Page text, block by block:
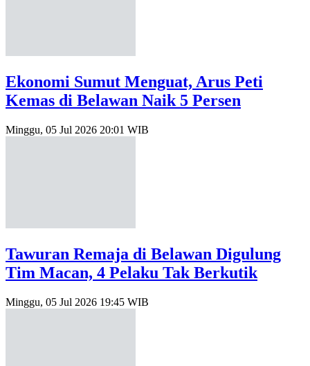
Ekonomi Sumut Menguat, Arus Peti
Kemas di Belawan Naik 5 Persen
Minggu, 05 Jul 2026 20:01 WIB
Tawuran Remaja di Belawan Digulung
Tim Macan, 4 Pelaku Tak Berkutik
Minggu, 05 Jul 2026 19:45 WIB